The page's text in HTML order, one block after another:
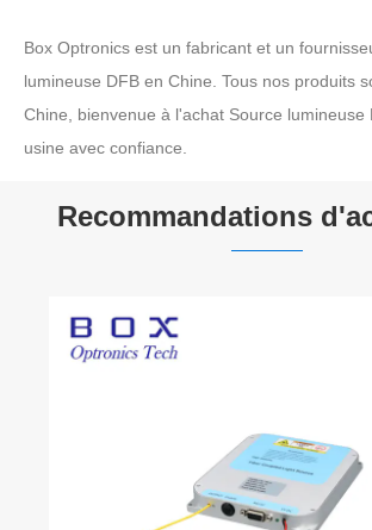
Box Optronics est un fabricant et un
lumineuse DFB en Chine. Tous nos produits
Chine, bienvenue à l'achat Source lumineuse
usine avec confiance.
Recommandations